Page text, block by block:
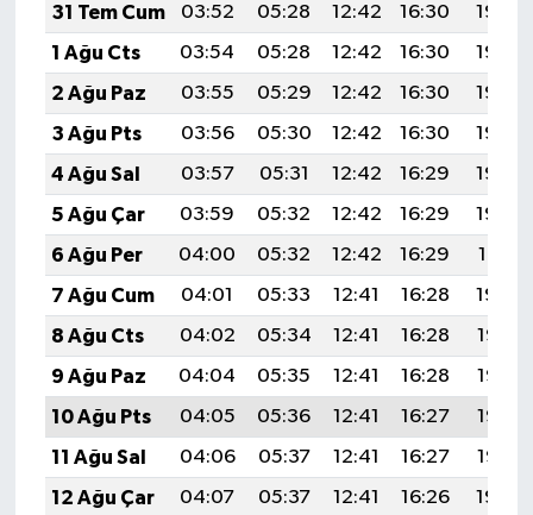
31 Tem Cum
03:52 05:28 12:42 16:30
19:46
1 Ağu Cts
03:54 05:28 12:42 16:30
19:46
2 Ağu Paz
03:55 05:29 12:42 16:30
19:45
3 Ağu Pts
03:56 05:30 12:42 16:30
19:44
4 Ağu Sal
03:57 05:31 12:42 16:29
19:43
5 Ağu Çar
03:59 05:32 12:42 16:29
19:42
6 Ağu Per
04:00 05:32 12:42 16:29
19:41
7 Ağu Cum
04:01 05:33 12:41 16:28
19:39
8 Ağu Cts
04:02 05:34 12:41 16:28
19:38
9 Ağu Paz
04:04 05:35 12:41 16:28
19:37
10 Ağu Pts
04:05 05:36 12:41 16:27
19:36
11 Ağu Sal
04:06 05:37 12:41 16:27
19:35
12 Ağu Çar
04:07 05:37 12:41 16:26
19:34